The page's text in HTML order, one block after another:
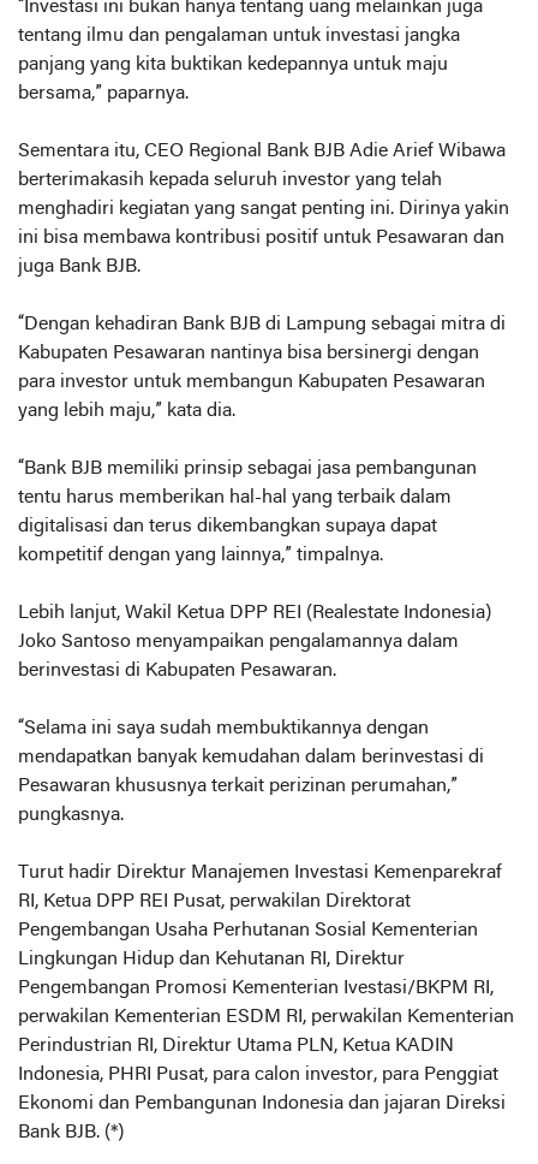
“Investasi ini bukan hanya tentang uang melainkan juga
tentang ilmu dan pengalaman untuk investasi jangka
panjang yang kita buktikan kedepannya untuk maju
bersama,” paparnya.
Sementara itu, CEO Regional Bank BJB Adie Arief Wibawa
berterimakasih kepada seluruh investor yang telah
menghadiri kegiatan yang sangat penting ini. Dirinya yakin
ini bisa membawa kontribusi positif untuk Pesawaran dan
juga Bank BJB.
“Dengan kehadiran Bank BJB di Lampung sebagai mitra di
Kabupaten Pesawaran nantinya bisa bersinergi dengan
para investor untuk membangun Kabupaten Pesawaran
yang lebih maju,” kata dia.
“Bank BJB memiliki prinsip sebagai jasa pembangunan
tentu harus memberikan hal-hal yang terbaik dalam
digitalisasi dan terus dikembangkan supaya dapat
kompetitif dengan yang lainnya,” timpalnya.
Lebih lanjut, Wakil Ketua DPP REI (Realestate Indonesia)
Joko Santoso menyampaikan pengalamannya dalam
berinvestasi di Kabupaten Pesawaran.
“Selama ini saya sudah membuktikannya dengan
mendapatkan banyak kemudahan dalam berinvestasi di
Pesawaran khususnya terkait perizinan perumahan,”
pungkasnya.
Turut hadir Direktur Manajemen Investasi Kemenparekraf
RI, Ketua DPP REI Pusat, perwakilan Direktorat
Pengembangan Usaha Perhutanan Sosial Kementerian
Lingkungan Hidup dan Kehutanan RI, Direktur
Pengembangan Promosi Kementerian Ivestasi/BKPM RI,
perwakilan Kementerian ESDM RI, perwakilan Kementerian
Perindustrian RI, Direktur Utama PLN, Ketua KADIN
Indonesia, PHRI Pusat, para calon investor, para Penggiat
Ekonomi dan Pembangunan Indonesia dan jajaran Direksi
Bank BJB. (*)